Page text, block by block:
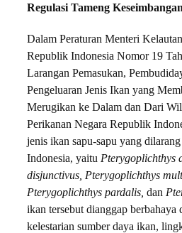
Regulasi Tameng
Dalam Peraturan Menteri
Republik Indonesia Nomor 19
Larangan Pemasukan,
Pengeluaran Jenis Ikan yang
Merugikan ke Dalam dan Dari
Perikanan Negara Republik
jenis ikan sapu-sapu yang
Indonesia, yaitu Pterygoplichthys
disjunctivus, Pterygoplichthys
Pterygoplichthys pardalis, dan
ikan tersebut dianggap berbahaya
kelestarian sumber daya ikan,